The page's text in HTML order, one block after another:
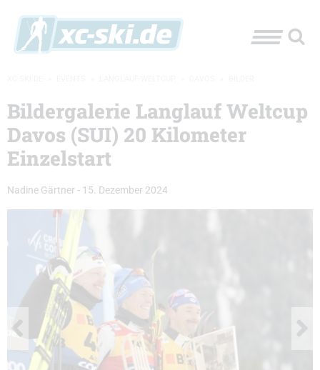
Bildergalerie Langlauf Weltcup
Davos (SUI) 20 Kilometer
Einzelstart
Nadine Gärtner - 15. Dezember 2024